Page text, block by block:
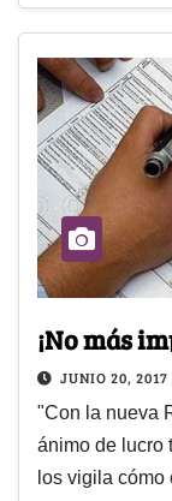
¡No más
JUNIO 20, 2017
"Con la nueva
ánimo de lucro
los vigila